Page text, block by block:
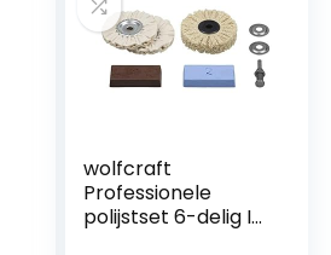
wolfcraft
Professionele
polijstset 6-delig I